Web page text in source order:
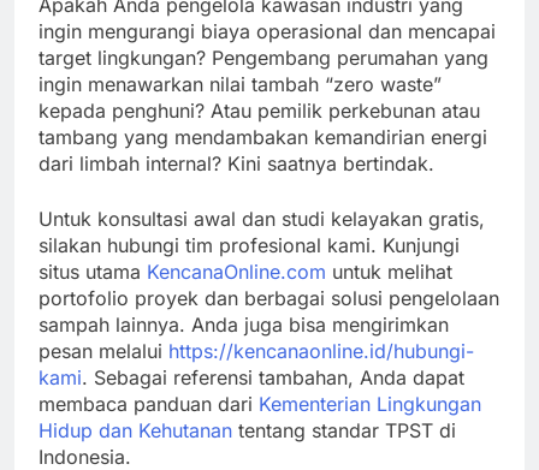
ingin mengurangi biaya operasional dan mencapai
target lingkungan? Pengembang perumahan yang
ingin menawarkan nilai tambah “zero waste”
kepada penghuni? Atau pemilik perkebunan atau
tambang yang mendambakan kemandirian energi
dari limbah internal? Kini saatnya bertindak.
Untuk konsultasi awal dan studi kelayakan gratis,
silakan hubungi tim profesional kami. Kunjungi
situs utama KencanaOnline.com untuk melihat
portofolio proyek dan berbagai solusi pengelolaan
sampah lainnya. Anda juga bisa mengirimkan
pesan melalui https://kencanaonline.id/hubungi-
kami. Sebagai referensi tambahan, Anda dapat
membaca panduan dari Kementerian Lingkungan
Hidup dan Kehutanan tentang standar TPST di
Indonesia.